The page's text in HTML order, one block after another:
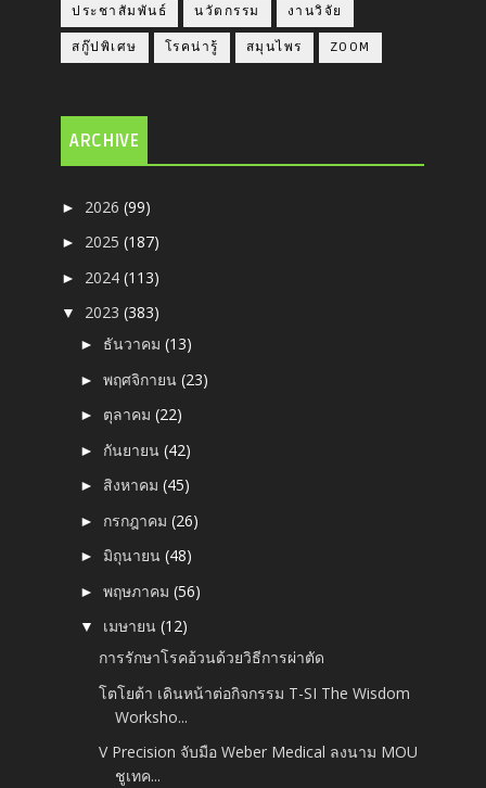
ประชาสัมพันธ์ นวัตกรรม งานวิจัย
สกู๊ปพิเศษ โรคน่ารู้ สมุนไพร ZOOM
ARCHIVE
► 2026(99)
► 2025(187)
► 2024(113)
▼ 2023(383)
► ธันวาคม(13)
►พฤศจิกายน(23)
► ตุลาคม(22)
► กันยายน(42)
► สิงหาคม(45)
► กรกฎาคม(26)
► มิถุนายน(48)
►พฤษภาคม(56)
▼ เมษายน(12)
การรักษาโรคอ้วนด้วยวิธีการผ่าตัด
โตโยต้า เดินหน้าต่อกิจกรรม T-SI The Wisdom
Worksho...
V Precision จับมือ Weber Medical ลงนาม MOU
ชูเทค...